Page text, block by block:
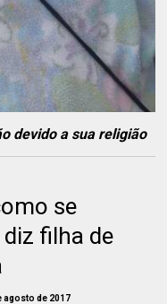
devido a sua religião
se
filha de
agosto de 2017